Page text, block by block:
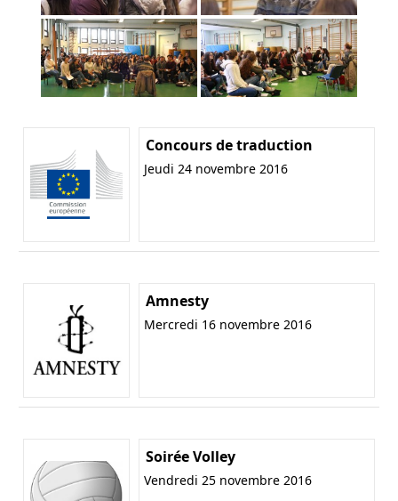
Concours de traduction
Jeudi 24 novembre 2016
Amnesty
Mercredi 16 novembre 2016
Soirée Volley
Vendredi 25 novembre 2016